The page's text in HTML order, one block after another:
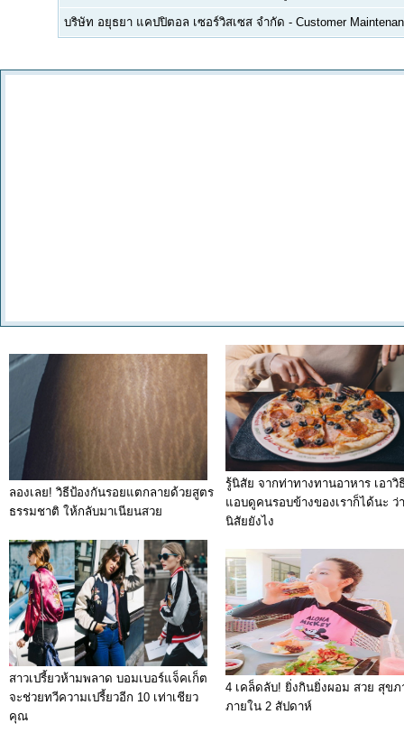
บริษัท อยุธยา แคปปิตอล เซอร์วิสเซส จำกัด - Customer
ลองเลย! วิธีป้องกันรอยแตกลายด้วยสูตร
ธรรมชาติ ให้กลับมาเนียนสวย
รู้นิสัย จากท่าทางทานอาหาร เอาวิ
แอบดูคนรอบข้างของเราก็ได้นะ ว่
นิสัยยังไง
สาวเปรี้ยวห้ามพลาด บอมเบอร์แจ็คเก็ต
จะช่วยทวีความเปรี้ยวอีก 10 เท่าเชียว
คุณ
4 เคล็ดลับ! ยิ่งกินยิ่งผอม สวย สุข
ภายใน 2 สัปดาห์